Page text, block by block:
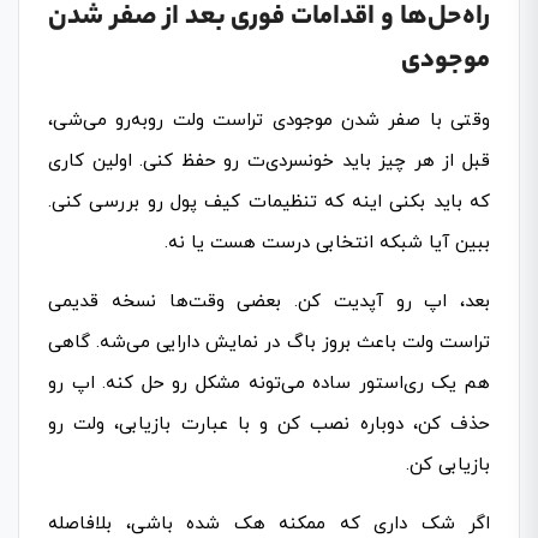
راه‌حل‌ها و اقدامات فوری بعد از صفر شدن
موجودی
وقتی با صفر شدن موجودی تراست ولت روبه‌رو می‌شی،
قبل از هر چیز باید خونسردی‌ت رو حفظ کنی. اولین کاری
که باید بکنی اینه که تنظیمات کیف پول رو بررسی کنی.
ببین آیا شبکه انتخابی درست هست یا نه.
بعد، اپ رو آپدیت کن. بعضی وقت‌ها نسخه قدیمی
تراست ولت باعث بروز باگ در نمایش دارایی می‌شه. گاهی
هم یک ری‌استور ساده می‌تونه مشکل رو حل کنه. اپ رو
حذف کن، دوباره نصب کن و با عبارت بازیابی، ولت رو
بازیابی کن.
اگر شک داری که ممکنه هک شده باشی، بلافاصله